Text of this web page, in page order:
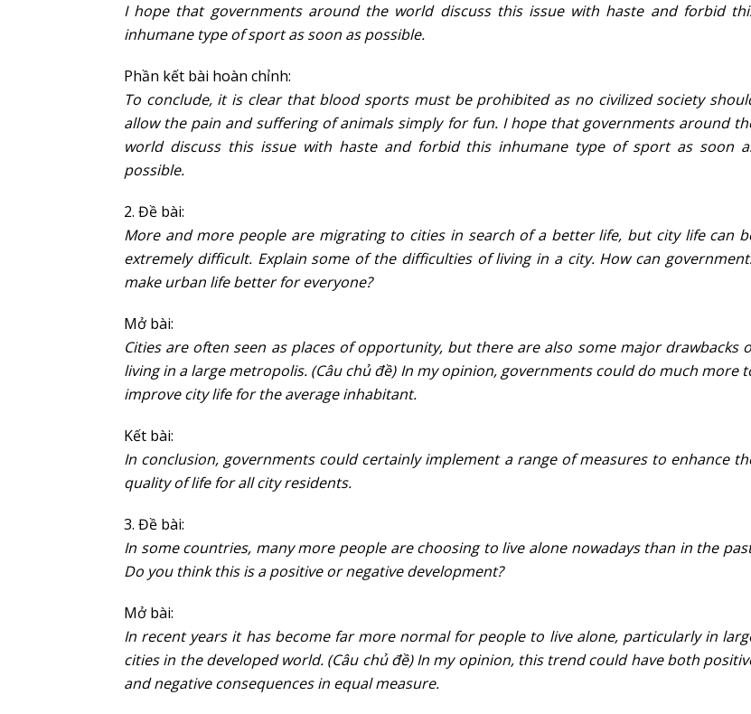
I hope that governments around the world discuss this issue with haste and forbid
inhumane type of sport as soon as possible.
Phần kết bài hoàn chỉnh:
To conclude, it is clear that blood sports must be prohibited as no civilized society
allow the pain and suffering of animals simply for fun. I hope that governments around
world discuss this issue with haste and forbid this inhumane type of sport as soon
possible.
2. Đề bài:
More and more people are migrating to cities in search of a better life, but city life can
extremely difficult. Explain some of the difficulties of living in a city. How can
make urban life better for everyone?
Mở bài:
Cities are often seen as places of opportunity, but there are also some major drawbacks
living in a large metropolis. (Câu chủ đề) In my opinion, governments could do much more
improve city life for the average inhabitant.
Kết bài:
In conclusion, governments could certainly implement a range of measures to enhance
quality of life for all city residents.
3. Đề bài:
In some countries, many more people are choosing to live alone nowadays than in the
Do you think this is a positive or negative development?
Mở bài:
In recent years it has become far more normal for people to live alone, particularly in
cities in the developed world. (Câu chủ đề) In my opinion, this trend could have both
and negative consequences in equal measure.